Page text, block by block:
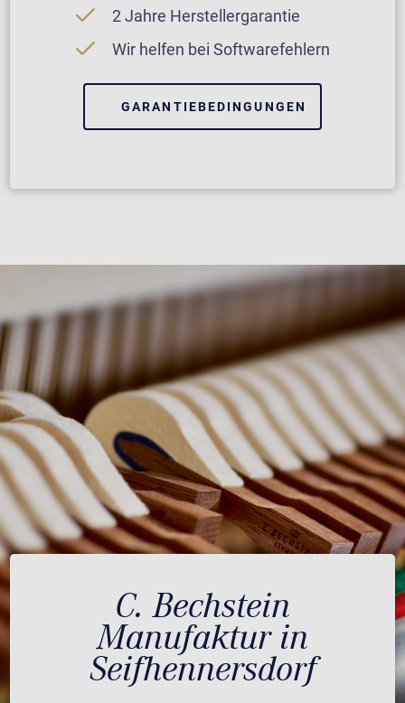
2 Jahre Herstellergarantie
Wir helfen bei Softwarefehlern
GARANTIEBEDINGUNGEN
C. Bechstein
Manufaktur in
Seifhennersdorf